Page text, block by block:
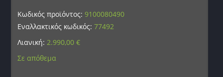
Κωδικός προϊόντος:9100080490
Εναλλακτικός κωδικός:77492
Λιανική:2.990,00€
Σε απόθεμα